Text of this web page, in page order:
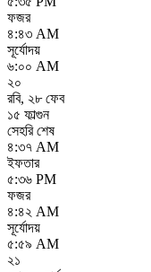
ফজর
৪:৪৩ AM
সূর্যোদয়
৬:০০ AM
২০
রবি, ২৮ ফেব
১৫ ফাল্গুন
সেহরি শেষ
৪:৩৭ AM
ইফতার
৫:৩৬ PM
ফজর
৪:৪২ AM
সূর্যোদয়
৫:৫৯ AM
২১